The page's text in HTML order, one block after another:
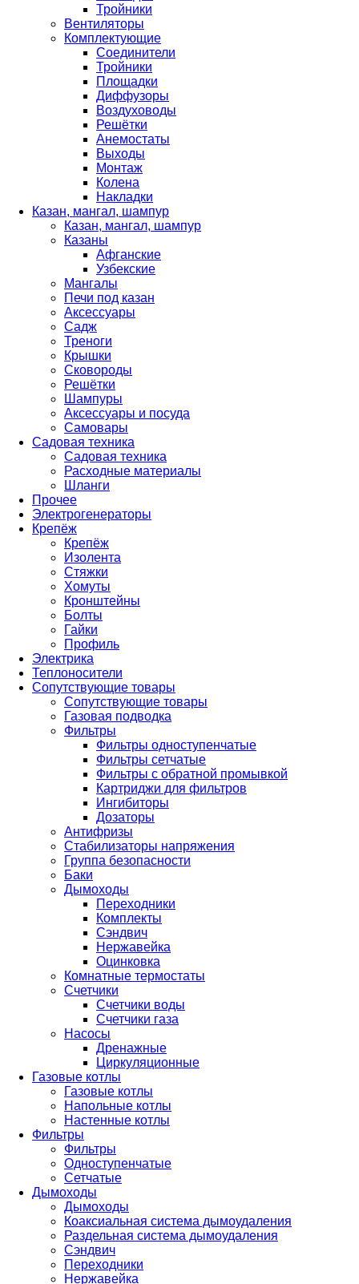
Тройники
Вентиляторы
Комплектующие
Соединители
Тройники
Площадки
Диффузоры
Воздуховоды
Решётки
Анемостаты
Выходы
Монтаж
Колена
Накладки
Казан, мангал, шампур
Казан, мангал, шампур
Казаны
Афганские
Узбекские
Мангалы
Печи под казан
Аксессуары
Садж
Треноги
Крышки
Сковороды
Решётки
Шампуры
Аксессуары и посуда
Самовары
Садовая техника
Садовая техника
Расходные материалы
Шланги
Прочее
Электрогенераторы
Крепёж
Крепёж
Изолента
Стяжки
Хомуты
Кронштейны
Болты
Гайки
Профиль
Электрика
Теплоносители
Сопутствующие товары
Сопутствующие товары
Газовая подводка
Фильтры
Фильтры одноступенчатые
Фильтры сетчатые
Фильтры с обратной промывкой
Картриджи для фильтров
Ингибиторы
Дозаторы
Антифризы
Стабилизаторы напряжения
Группа безопасности
Баки
Дымоходы
Переходники
Комплекты
Сэндвич
Нержавейка
Оцинковка
Комнатные термостаты
Счетчики
Счетчики воды
Счетчики газа
Насосы
Дренажные
Циркуляционные
Газовые котлы
Газовые котлы
Напольные котлы
Настенные котлы
Фильтры
Фильтры
Одноступенчатые
Сетчатые
Дымоходы
Дымоходы
Коаксиальная система дымоудаления
Раздельная система дымоудаления
Сэндвич
Переходники
Нержавейка